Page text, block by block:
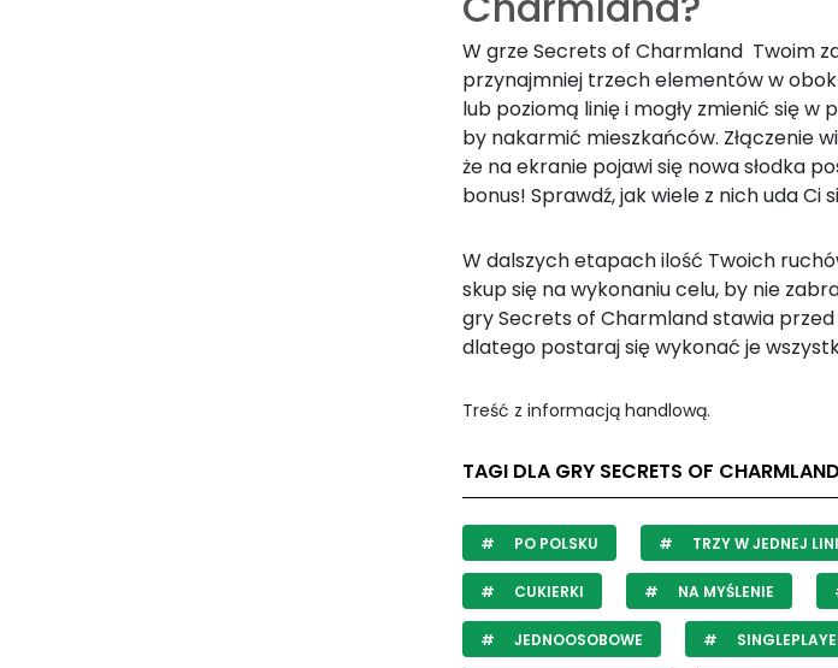
W grze Secrets of Charmland Twoim
przynajmniej trzech elementów w
lub poziomą linię i mogły zmienić się
by nakarmić mieszkańców. Złączenie
że na ekranie pojawi się nowa słodka
bonus! Sprawdź, jak wiele z nich uda Ci
W dalszych etapach ilość Twoich
skup się na wykonaniu celu, by nie
gry Secrets of Charmland stawia
dlatego postaraj się wykonać je
Treść z informacją handlową.
TAGI DLA GRY SECRETS OF CHARMLAND
PO POLSKU TRZY W JEDNEJ
CUKIERKI NA MYŚLENIE
JEDNOOSOBOWE